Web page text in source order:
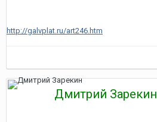
http://galvplat.ru/art246.htm
Дмитрий Зарекин